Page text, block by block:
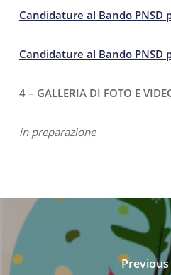
Candidature al Bando PNSD
Candidature al Bando PNSD
4 – GALLERIA DI FOTO E
in preparazione